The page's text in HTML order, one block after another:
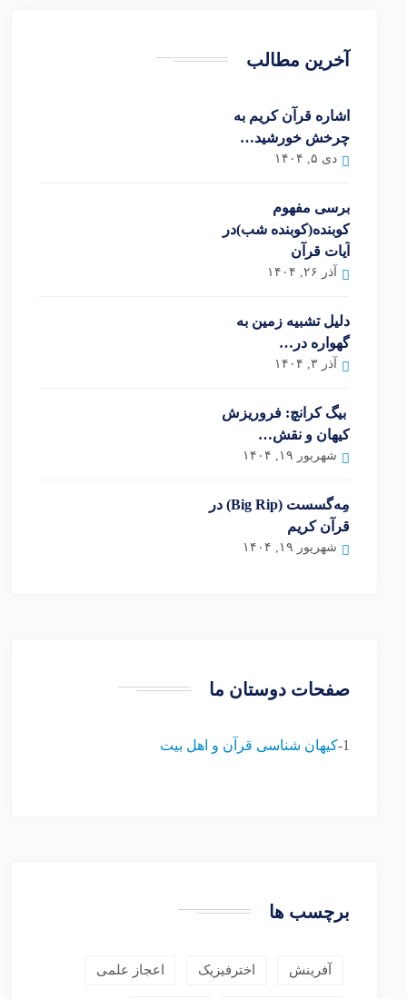
آخرین مطالب
اشاره قرآن کریم به
چرخش خورشید…
دی ۵, ۱۴۰۴
برسی مفهوم
کوبنده(کوبنده شب)در
آیات قرآن
آذر ۲۶, ۱۴۰۴
دلیل تشبیه زمین به
گهواره در…
آذر ۳, ۱۴۰۴
بیگ کرانچ: فروریزش
کیهان و نقش…
شهریور ۱۹, ۱۴۰۴
مِه‌گسست (Big Rip) در
قرآن کریم
شهریور ۱۹, ۱۴۰۴
صفحات دوستان ما
1- کیهان شناسی قرآن و اهل بیت
برچسب ها
آفرینش اخترفیزیک اعجاز علمی